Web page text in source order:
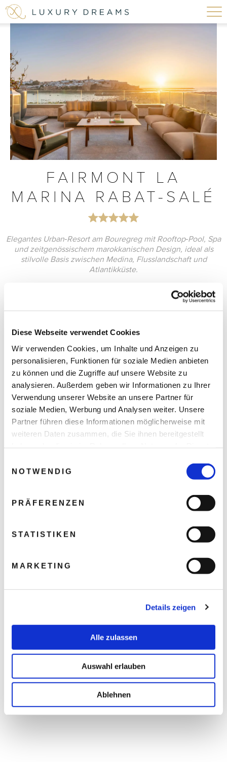
Diese Webseite verwendet Cookies
Wir verwenden Cookies, um Inhalte und Anzeigen zu
personalisieren, Funktionen für soziale Medien anbieten
zu können und die Zugriffe auf unsere Website zu
analysieren. Außerdem geben wir Informationen zu Ihrer
Verwendung unserer Website an unsere Partner für
soziale Medien, Werbung und Analysen weiter. Unsere
Partner führen diese Informationen möglicherweise mit
weiteren Daten zusammen, die Sie ihnen bereitgestellt
NOTWENDIG
PRÄFERENZEN
STATISTIKEN
MARKETING
Details zeigen
Alle zulassen
Auswahl erlauben
Ablehnen
FAIRMONT LA
MARINA RABAT-SALÉ
Elegantes Urban‑Resort am Bouregreg mit Rooftop‑Pool, Spa
und zeitgenössischem marokkanischen Design, ideal als
stilvolle Basis zwischen Medina, Flusslandschaft und
Atlantikküste.